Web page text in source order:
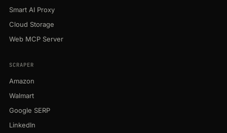
Smart AI Proxy
Cloud Storage
Web MCP Server
SCRAPER
Amazon
Walmart
Google SERP
LinkedIn